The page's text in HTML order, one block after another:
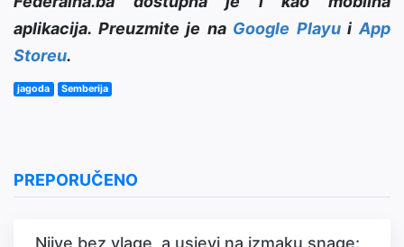
aplikacija. Preuzmite je na Google PlayuiApp
Storeu.
jagoda Semberija
PREPORUČENO
Njive bez vlage, a usjevi na izmaku snage: